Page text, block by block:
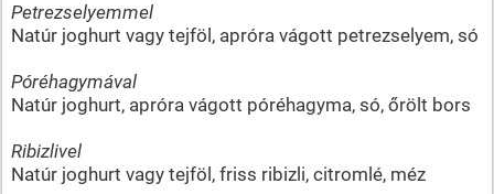
Petrezselyemmel
Natúr joghurt vagy tejföl, apróra vágott petrezselyem, só
Póréhagymával
Natúr joghurt, apróra vágott póréhagyma, só, őrölt bors
Ribizlivel
Natúr joghurt vagy tejföl, friss ribizli, citromlé, méz